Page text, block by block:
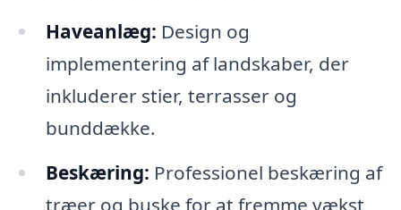
Haveanlæg: Design og
implementering af landskaber, der
inkluderer stier, terrasser og
bunddække.
Beskæring: Professionel beskæring af
træer og buske for at fremme vækst